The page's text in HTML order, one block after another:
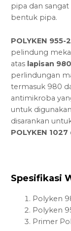
pipa dan
bentuk pipa.
POLYKEN 955-
pelindung
atas lapisan
perlindungan
termasuk 980
antimikroba
untuk
disarankan
POLYKEN 1027
Spesifikasi
Polyken
Polyken
Primer